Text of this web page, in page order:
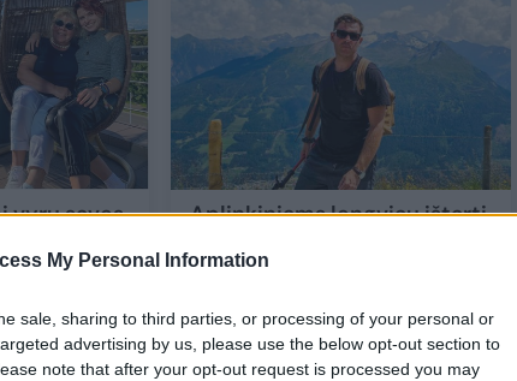
My Personal Information
sale, sharing to third parties, or processing of your personal or
advertising by us, please use the below opt-out section to
note that after your opt-out request is processed you may
vyru savęs
2025-12-03
Aplinkiniams lengviau ištarti
„Mokytojai sakydavo, kad
Gyvenimo būdas 2025-11-27